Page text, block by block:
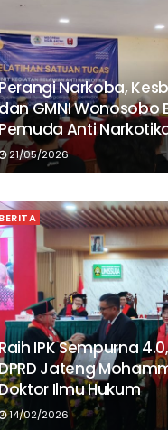
Narkoba,
GMNI Wonosobo
Anti
21/05/2026
BERITA
Raih IPK Sempurna
Jateng
Ilmu Hukum
14/02/2026